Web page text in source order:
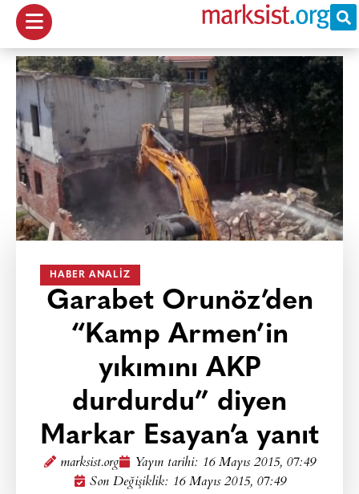
HABER ANALIZ
Garabet Orunöz’den
“Kamp Armen’in
yıkımını AKP
durdurdu” diyen
Markar Esayan’a yanıt
marksist.org Yayın tarihi: 16 Mayıs 2015, 07:49
Son Değişiklik: 16 Mayıs 2015, 07:49